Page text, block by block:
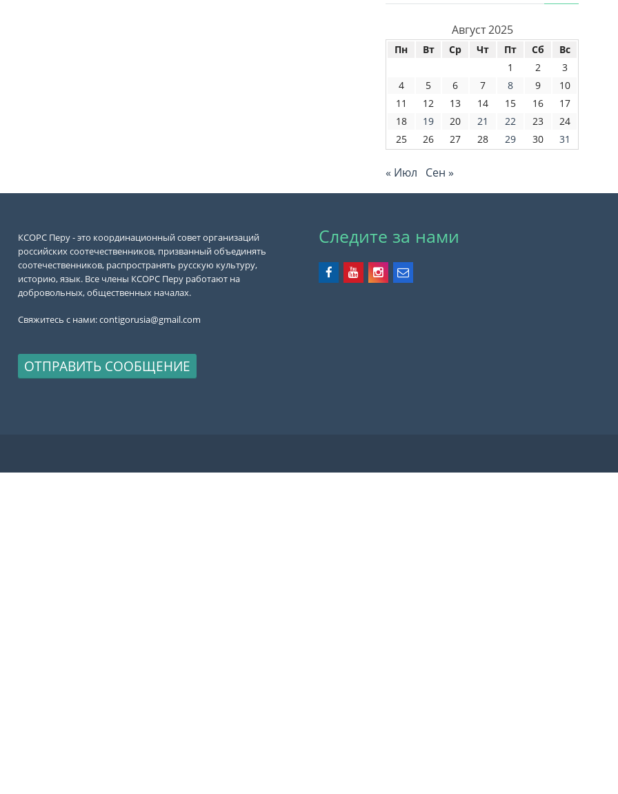
Август 2025
Пн Вт Ср Чт Пт Сб
Вс
1
2
3
4
5 6 7 8 9
10
11
12 13 14 15 16
17
18
19 20 21 22 23
24
25
26 27 28 29 30 31
« Июл Сен »
КСОРС Перу - это координационный совет организаций
российских соотечественников, призванный объединять
соотечественников, распространять русскую культуру,
историю, язык. Все члены КСОРС Перу работают на
добровольных, общественных началах.
Свяжитесь с нами:contigorusia@gmail.com
ОТПРАВИТЬ СООБЩЕНИЕ
Следите за нами